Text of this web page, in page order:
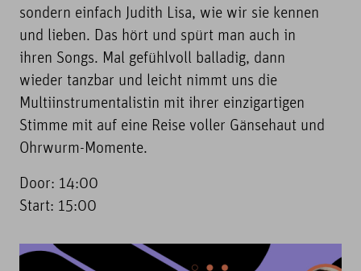
sondern einfach Judith Lisa, wie wir sie kennen
und lieben. Das hört und spürt man auch in
ihren Songs. Mal gefühlvoll balladig, dann
wieder tanzbar und leicht nimmt uns die
Multiinstrumentalistin mit ihrer einzigartigen
Stimme mit auf eine Reise voller Gänsehaut und
Ohrwurm-Momente.
Door: 14:00
Start: 15:00